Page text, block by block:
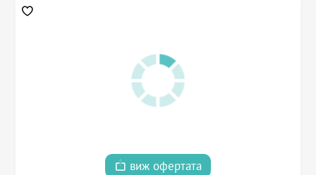
виж офертата